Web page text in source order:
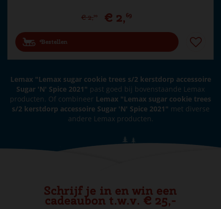
€ 2,99 € 2,69
Bestellen
Lemax "Lemax sugar cookie trees s/2 kerstdorp accessoire
Sugar 'N' Spice 2021" past goed bij bovenstaande Lemax
producten. Of combineer Lemax "Lemax sugar cookie trees
s/2 kerstdorp accessoire Sugar 'N' Spice 2021" met diverse
andere Lemax producten.
Schrijf je in en win een
cadeaubon t.w.v. € 25,-